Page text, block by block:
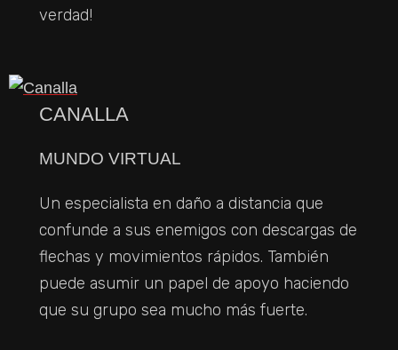
verdad!
CANALLA
MUNDO VIRTUAL
Un especialista en daño a distancia que
confunde a sus enemigos con descargas de
flechas y movimientos rápidos. También
puede asumir un papel de apoyo haciendo
que su grupo sea mucho más fuerte.